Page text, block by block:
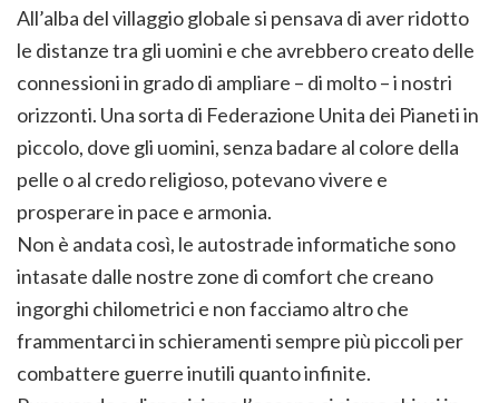
All’alba del villaggio globale si pensava di aver ridotto
le distanze tra gli uomini e che avrebbero creato delle
connessioni in grado di ampliare – di molto – i nostri
orizzonti. Una sorta di Federazione Unita dei Pianeti in
piccolo, dove gli uomini, senza badare al colore della
pelle o al credo religioso, potevano vivere e
prosperare in pace e armonia.
Non è andata così, le autostrade informatiche sono
intasate dalle nostre zone di comfort che creano
ingorghi chilometrici e non facciamo altro che
frammentarci in schieramenti sempre più piccoli per
combattere guerre inutili quanto infinite.